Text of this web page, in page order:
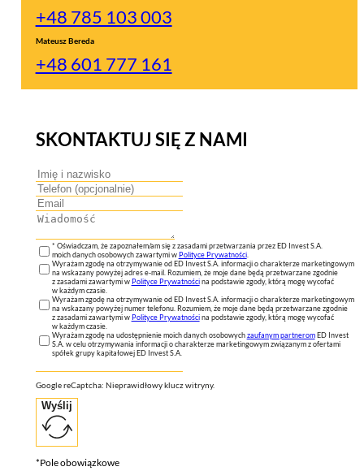
+48 785 103 003
Mateusz Bereda
+48 601 777 161
SKONTAKTUJ SIĘ Z NAMI
* Oświadczam, że zapoznałem/am się z zasadami przetwarzania przez ED Invest S.A.
moich danych osobowych zawartymi wPolityce Prywatności.
Wyrażam zgodę na otrzymywanie od ED Invest S.A. informacji o charakterze marketingowym
na wskazany powyżej adres e-mail. Rozumiem, że moje dane będą przetwarzane zgodnie
z zasadami zawartymi wPolityce Prywatnościna podstawie zgody, którą mogę wycofać
w każdym czasie.
Wyrażam zgodę na otrzymywanie od ED Invest S.A. informacji o charakterze marketingowym
na wskazany powyżej numer telefonu. Rozumiem, że moje dane będą przetwarzane zgodnie
z zasadami zawartymi wPolityce Prywatnościna podstawie zgody, którą mogę wycofać
w każdym czasie.
Wyrażam zgodę na udostępnienie moich danych osobowychzaufanym partneromED Invest
S.A. w celu otrzymywania informacji o charakterze marketingowym związanym z ofertami
spółek grupy kapitałowej ED Invest S.A.
Google reCaptcha: Nieprawidłowy klucz witryny.
Wyślij
*Pole obowiązkowe